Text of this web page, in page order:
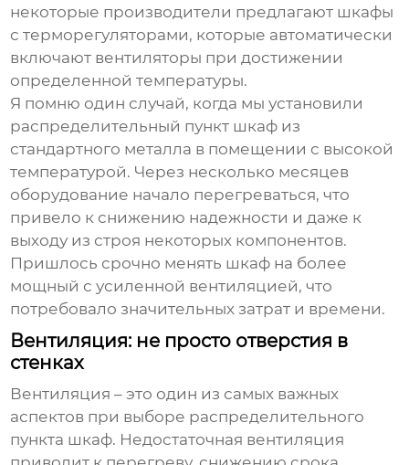
некоторые производители предлагают шкафы
с терморегуляторами, которые автоматически
включают вентиляторы при достижении
определенной температуры.
Я помню один случай, когда мы установили
распределительный пункт шкаф из
стандартного металла в помещении с высокой
температурой. Через несколько месяцев
оборудование начало перегреваться, что
привело к снижению надежности и даже к
выходу из строя некоторых компонентов.
Пришлось срочно менять шкаф на более
мощный с усиленной вентиляцией, что
потребовало значительных затрат и времени.
Вентиляция: не просто отверстия в
стенках
Вентиляция – это один из самых важных
аспектов при выборе распределительного
пункта шкаф. Недостаточная вентиляция